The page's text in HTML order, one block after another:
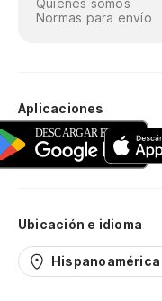
Quiénes somos
Normas para envío
Aplicaciones
Ubicación e idioma
Hispanoamérica